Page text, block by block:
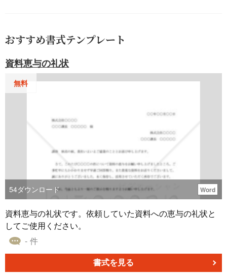
おすすめ書式テンプレート
資料恵与の礼状
無料
54ダウンロード Word
資料恵与の礼状です。依頼していた資料への恵与の礼状と
してご使用ください。
- 件
書式を見る